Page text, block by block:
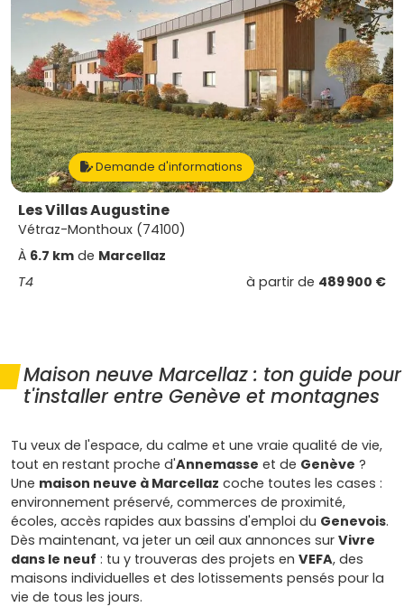
Demande d'informations
Les Villas Augustine
Vétraz-Monthoux (74100)
À 6.7 km de Marcellaz
T4
à partir de 489 900 €
Maison neuve Marcellaz : ton guide pour
t'installer entre Genève et montagnes
Tu veux de l'espace, du calme et une vraie qualité de vie,
tout en restant proche d'Annemasse et de Genève ?
Une maison neuve à Marcellaz coche toutes les cases :
environnement préservé, commerces de proximité,
écoles, accès rapides aux bassins d'emploi du Genevois.
Dès maintenant, va jeter un œil aux annonces sur Vivre
dans le neuf : tu y trouveras des projets en VEFA, des
maisons individuelles et des lotissements pensés pour la
vie de tous les jours.